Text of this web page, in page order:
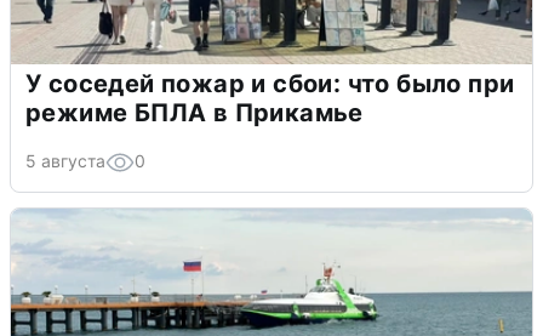
У соседей пожар и сбои: что было при
режиме БПЛА в Прикамье
5 августа 0